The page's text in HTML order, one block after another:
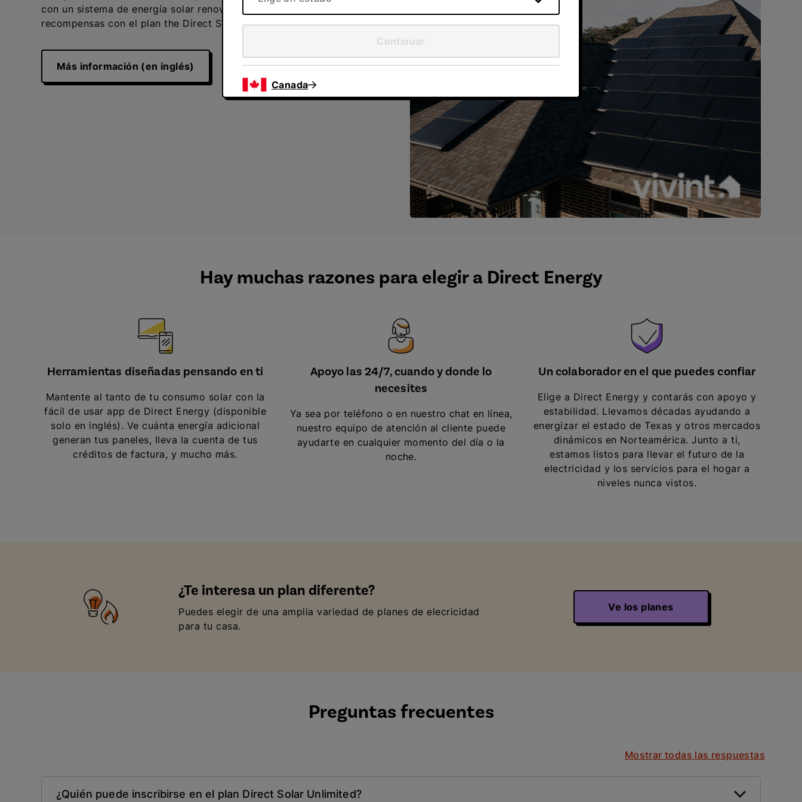
con un sistema de energía solar renovable de Vivint y recibe
recompensas con el plan the Direct Solar Unlimited.
Más información (en inglés)
Hay muchas razones para elegir a Direct Energy
Herramientas diseñadas pensando en ti
Mantente al tanto de tu consumo solar con la
fácil de usar app de Direct Energy (disponible
solo en inglés). Ve cuánta energía adicional
generan tus paneles, lleva la cuenta de tus
créditos de factura, y mucho más.
Apoyo las 24/7, cuando y donde lo
necesites
Ya sea por teléfono o en nuestro chat en línea,
nuestro equipo de atención al cliente puede
ayudarte en cualquier momento del día o la
noche.
Un colaborador en el que puedes confiar
Elige a Direct Energy y contarás con apoyo y
estabilidad. Llevamos décadas ayudando a
energizar el estado de Texas y otros mercados
dinámicos en Norteamérica. Junto a ti,
estamos listos para llevar el futuro de la
electricidad y los servicios para el hogar a
niveles nunca vistos.
¿Te interesa un plan diferente?
Puedes elegir de una amplia variedad de planes de elecricidad
para tu casa.
Ve los planes
Preguntas frecuentes
Mostrar todas las respuestas
¿Quién puede inscribirse en el plan Direct Solar Unlimited?
Continuar
Canada